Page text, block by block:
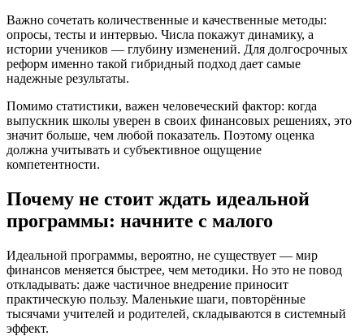
Важно сочетать количественные и качественные методы:
опросы, тесты и интервью. Числа покажут динамику, а
истории учеников — глубину изменений. Для долгосрочных
реформ именно такой гибридный подход дает самые
надежные результаты.
Помимо статистики, важен человеческий фактор: когда
выпускник школы уверен в своих финансовых решениях, это
значит больше, чем любой показатель. Поэтому оценка
должна учитывать и субъективное ощущение
компетентности.
Почему не стоит ждать идеальной
программы: начните с малого
Идеальной программы, вероятно, не существует — мир
финансов меняется быстрее, чем методики. Но это не повод
откладывать: даже частичное внедрение приносит
практическую пользу. Маленькие шаги, повторённые
тысячами учителей и родителей, складываются в системный
эффект.